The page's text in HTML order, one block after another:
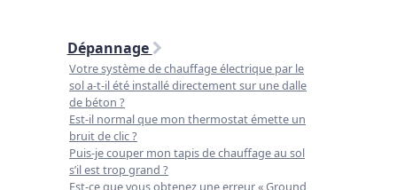
Dépannage
Votre système de chauffage électrique par le
sol a-t-il été installé directement sur une dalle
de béton ?
Est-il normal que mon thermostat émette un
bruit de clic ?
Puis-je couper mon tapis de chauffage au sol
s’il est trop grand ?
Est-ce que vous obtenez une erreur « Ground